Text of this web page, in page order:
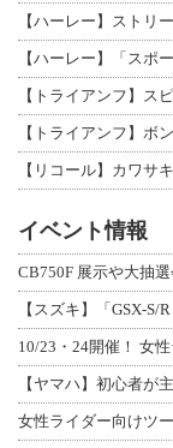
【ハーレー】ストリ
【トライアンフ】ス
【リコール】カワサ
イベント情報
CB750F 展示や大抽
【スズキ】「GSX-
10/23・24開催！ 女
【ヤマハ】初心者が
女性ライダー向けツ